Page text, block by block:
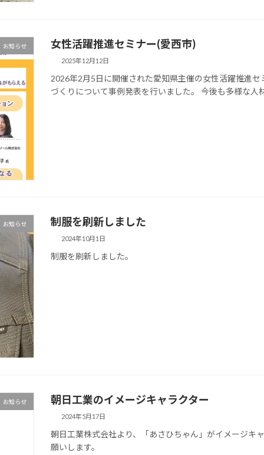
お知らせ 女性活躍推進セミナー(愛西市)
2025年12月12日
2026年2月5日に開催された愛知県主催の女性活躍推進
づくりについて事例発表を行いました。 今後も多様な人
お知らせ 制服を刷新しました
2024年10月1日
制服を刷新しました。
お知らせ 朝日工業のイメージキャラクター
2024年5月17日
朝日工業株式会社より、「あさひちゃん」がイメージキ
願いします。